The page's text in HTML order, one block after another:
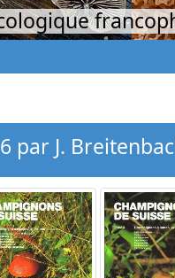
par J.